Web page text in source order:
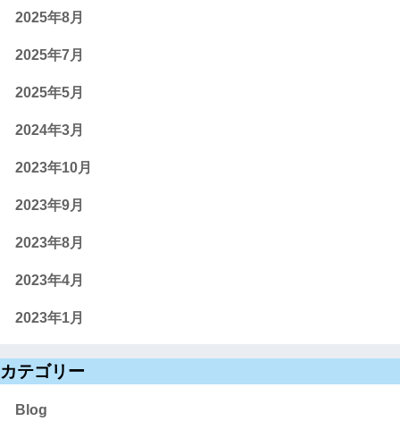
2025年8月
2025年7月
2025年5月
2024年3月
2023年10月
2023年9月
2023年8月
2023年4月
2023年1月
カテゴリー
Blog